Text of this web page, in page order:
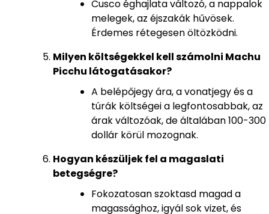
Cusco éghajlata változó, a nappalok
melegek, az éjszakák hűvösek.
Érdemes rétegesen öltözködni.
Milyen költségekkel kell számolni Machu
Picchu látogatásakor?
A belépőjegy ára, a vonatjegy és a
túrák költségei a legfontosabbak, az
árak változóak, de általában 100-300
dollár körül mozognak.
Hogyan készüljek fel a magaslati
betegségre?
Fokozatosan szoktasd magad a
magassághoz, igyál sok vizet, és